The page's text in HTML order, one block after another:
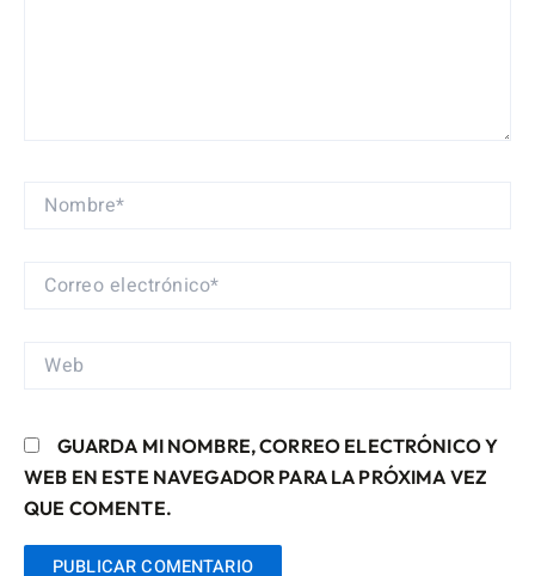
NOMBRE*
CORREO
WEB
GUARDA MI NOMBRE, CORREO ELECTRÓNICO Y
WEB EN ESTE NAVEGADOR PARA LA PRÓXIMA VEZ
QUE COMENTE.